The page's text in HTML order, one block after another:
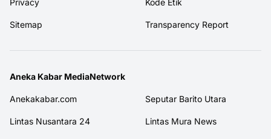
Sitemap Transparency Report
Aneka Kabar MediaNetwork
Anekakabar.com Seputar Barito Utara
Lintas Nusantara 24 Lintas Mura News